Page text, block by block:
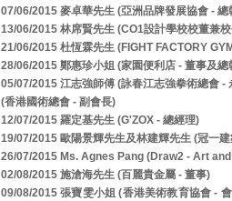
07/06/2015 麥卓華先生 (亞洲品牌發展協會 - 總
13/06/2015 林席賢先生 (CO1設計學校校董兼
21/06/2015 杜恆霖先生 (FIGHT FACTORY
28/06/2015 鄭惠珍小姐 (家園便利店 - 董事及總
05/07/2015 江志強師傅 (詠春江志強拳術總會 -
(香港國術總會 - 副會長)
12/07/2015 羅定基先生 (G'ZOX - 總經理)
19/07/2015 歐陽景輝先生及林建輝先生 (冠一
26/07/2015 Ms. Agnes Pang (Draw2 - Art
02/08/2015 施滄海先生 (百麗貴金屬 - 董事)
09/08/2015 張寶雯小姐 (香港美術教育協會 -